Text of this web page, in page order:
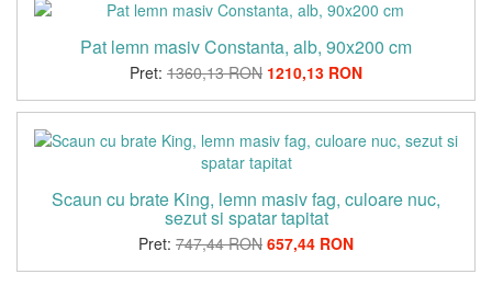
Pat lemn masiv Constanta, alb, 90x200 cm
Pret: 1360,13 RON 1210,13 RON
Scaun cu brate King, lemn masiv fag, culoare nuc,
sezut si spatar tapitat
Pret: 747,44 RON 657,44 RON